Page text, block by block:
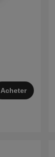
Acheter